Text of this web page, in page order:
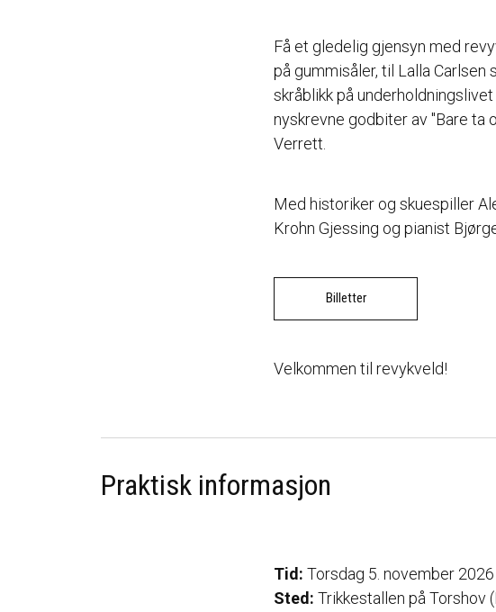
Få et gledelig gjensyn med
på gummisåler, til Lalla
skråblikk på
nyskrevne godbiter av "Bare ta
Verrett.
Med historiker og skuespiller
Krohn Gjessing og pianist
Billetter
Velkommen til revykveld!
Praktisk informasjon
Tid: Torsdag 5. november 2026
Sted: Trikkestallen på Torshov